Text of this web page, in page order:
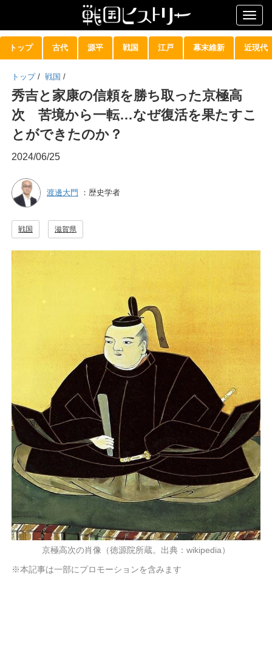
トップ 古代 源平 戦国 江戸 幕末維新 近現代
トップ / 戦国 /
秀吉と家康の信頼を勝ち取った京極高
次 苦境から一転…なぜ復活を果たすこ
とができたのか？
2024/06/25
渡邊大門 ：歴史学者
戦国 滋賀県
京極高次の肖像（徳源院所蔵。出典：wikipedia）
※本記事は一部にプロモーションを含みます